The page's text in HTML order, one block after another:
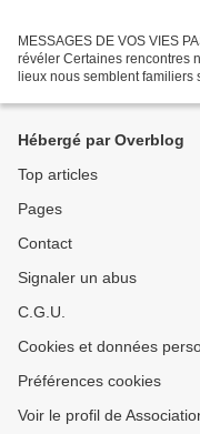
MESSAGES DE VOS VIES
révéler Certaines rencontres
lieux nous semblent familiers
Hébergé par Overblog
Top articles
Pages
Contact
Signaler un abus
C.G.U.
Cookies et données
Préférences cookies
Voir le profil de